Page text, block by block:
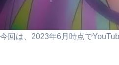
今回は、2023年6月時点で